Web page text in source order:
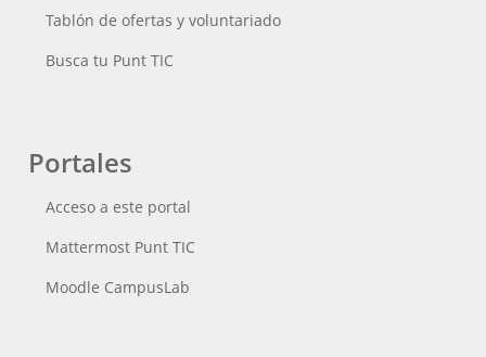
Tablón de ofertas y voluntariado
Busca tu Punt TIC
Portales
Acceso a este portal
Mattermost Punt TIC
Moodle CampusLab